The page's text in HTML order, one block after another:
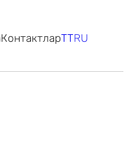
КонтактларTTRU